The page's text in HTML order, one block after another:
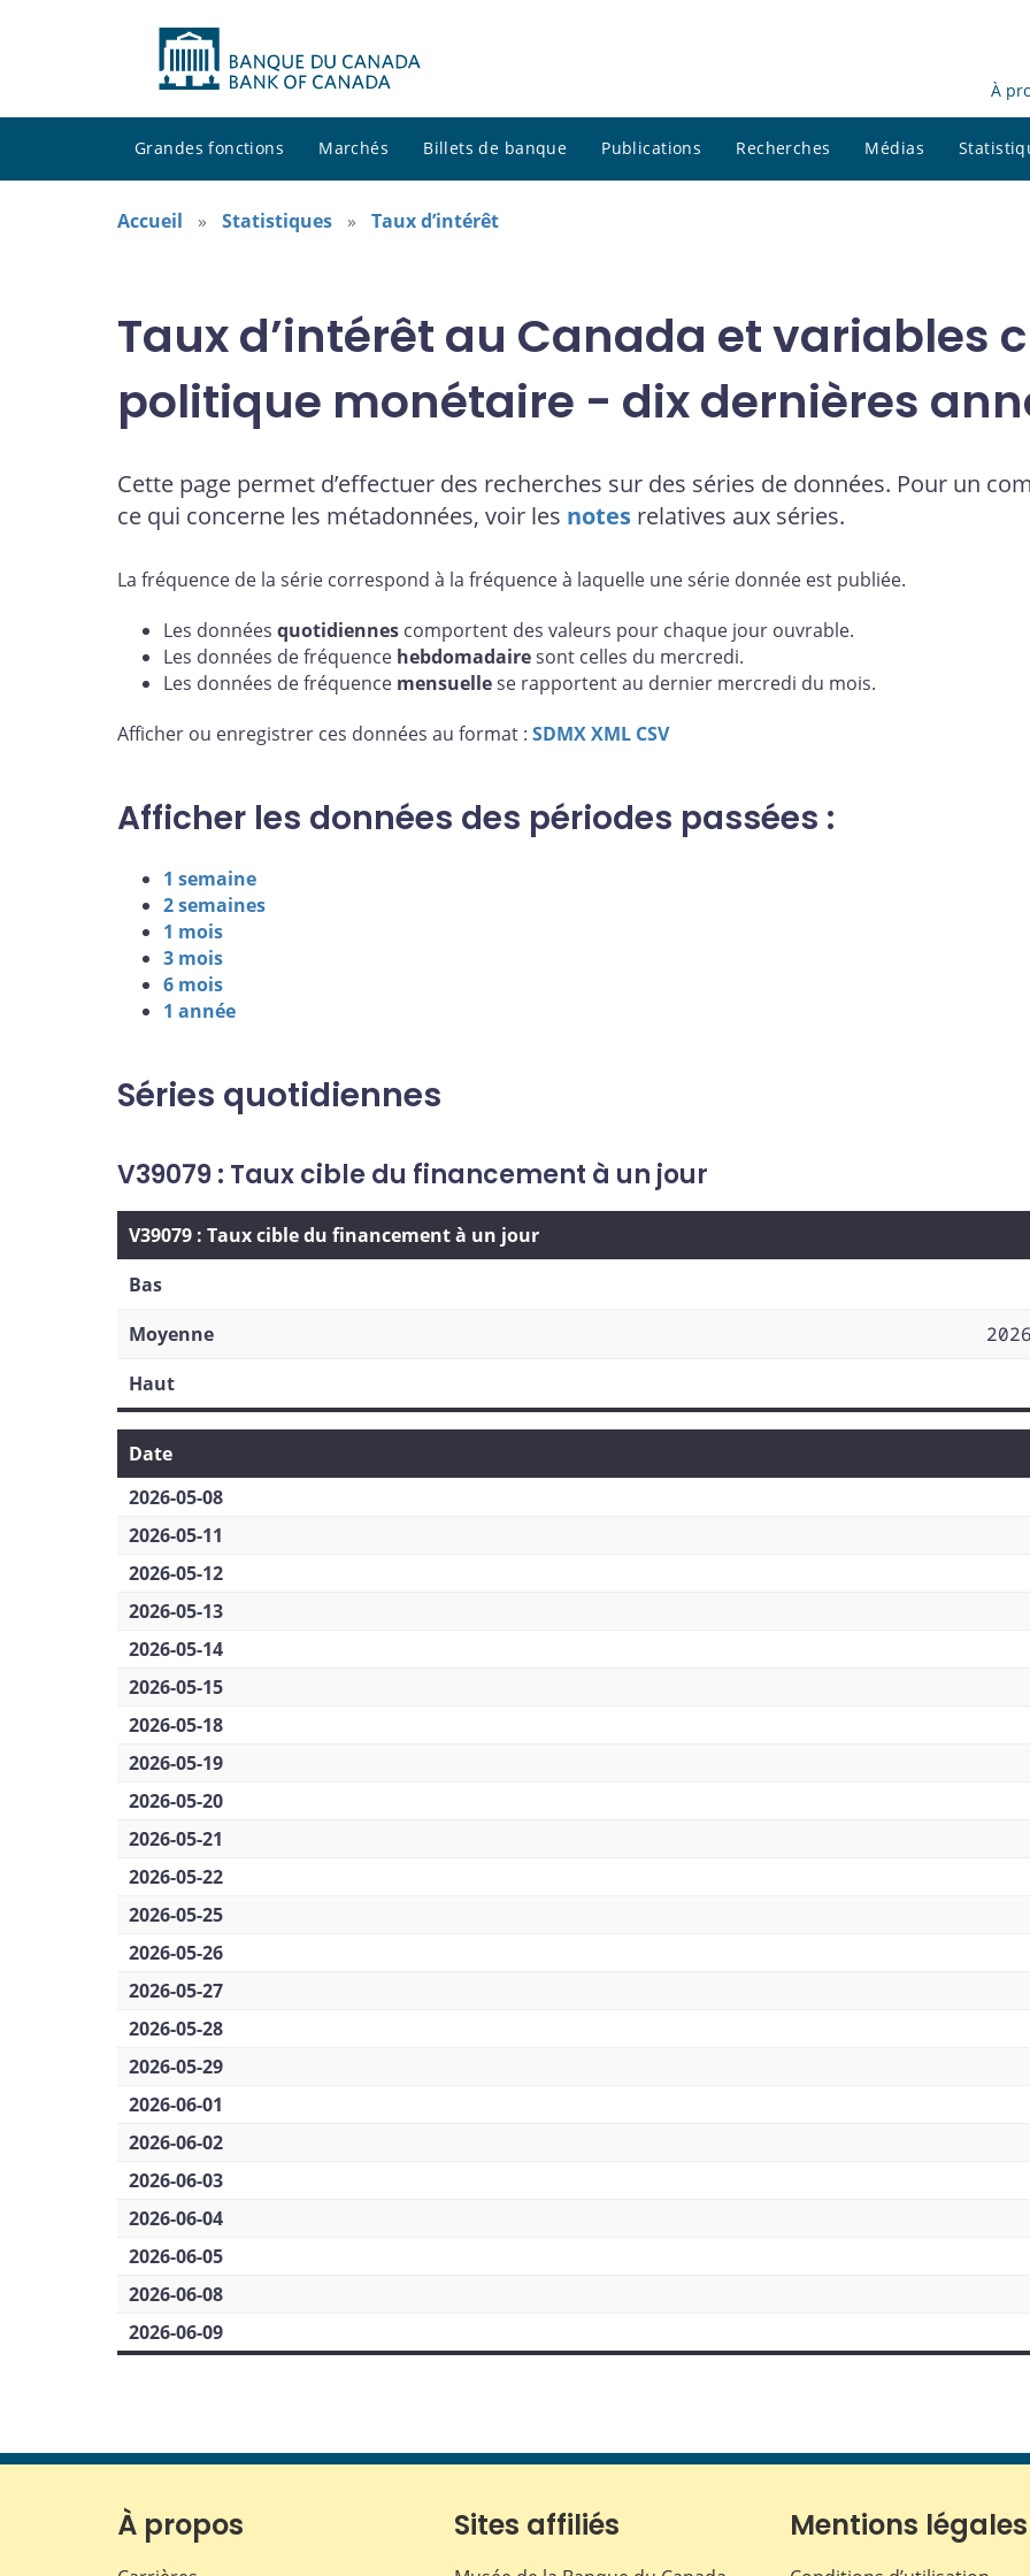
À
Grandes fonctions Marchés Billets de banque Publications Recherches Médias
Accueil Statistiques Taux d’intérêt
Taux d’intérêt au Canada et variables
politique monétaire - dix dernières
Cette page permet d’effectuer des recherches sur des séries de données. Pour un
ce qui concerne les métadonnées, voir les notes relatives aux séries.
La fréquence de la série correspond à la fréquence à laquelle une série donnée est publiée.
Les données quotidiennes comportent des valeurs pour chaque jour ouvrable.
Les données de fréquence hebdomadairesont celles du mercredi.
Les données de fréquence mensuellese rapportent au dernier mercredi du mois.
Afficher ou enregistrer ces données au format : SDMXXML CSV
Afficher les données des périodes passées :
1 semaine
2 semaines
1 mois
3 mois
6 mois
1 année
Séries quotidiennes
V39079 : Taux cible du financement à un jour
V39079 : Taux cible du financement à un jour
Bas
Moyenne
Haut
Date
2026-05-08
2026-05-11
2026-05-12
2026-05-13
2026-05-14
2026-05-15
2026-05-18
2026-05-19
2026-05-20
2026-05-21
2026-05-22
2026-05-25
2026-05-26
2026-05-27
2026-05-28
2026-05-29
2026-06-01
2026-06-02
2026-06-03
2026-06-04
2026-06-05
2026-06-08
2026-06-09
À propos Sites affiliés Mentions légales